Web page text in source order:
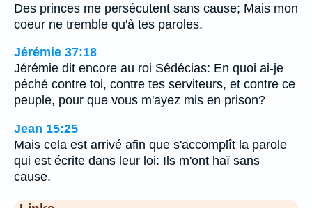
Des princes me persécutent sans cause; Mais mon
coeur ne tremble qu'à tes paroles.
Jérémie 37:18
Jérémie dit encore au roi Sédécias: En quoi ai-je
péché contre toi, contre tes serviteurs, et contre ce
peuple, pour que vous m'ayez mis en prison?
Jean 15:25
Mais cela est arrivé afin que s'accomplît la parole
qui est écrite dans leur loi: Ils m'ont haï sans
cause.